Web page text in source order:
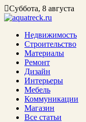
Суббота, 8 августа
Недвижимость
Строительство
Материалы
Ремонт
Дизайн
Интерьеры
Мебель
Коммуникации
Магазин
Все статьи